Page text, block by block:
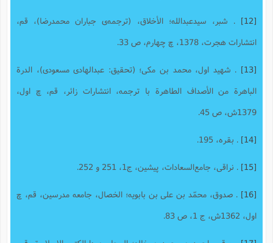
. شبر، سیدعبدالله؛ الأخلاق، (ترجمه‌ی جباران محمدرضا)، قم،
انتشارات هجرت، 1378، چ چهارم، ص 33.
. شهید اول، محمد بن مکى؛ (تحقیق: عبدالهادى مسعودى)، الدرة
الباهرة من الأصداف الطاهرة با ترجمه، انتشارات زائر، قم، چ اول،
1379ش، ص 45.
. بقره، 195.
. نراقی، جامع‌السعادات، پیشین، ج1، 251 و 252.
. صدوق، محمّد بن على بن بابویه؛ الخصال، جامعه مدرسین، قم، چ
اول، 1362ش، ج 1، ص 83.